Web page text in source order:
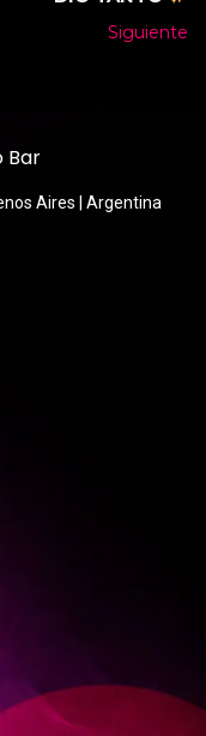
Siguiente
Bar
Aires | Argentina